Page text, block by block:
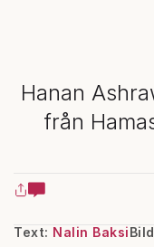
Hanan
från
Text: Nalin Baksi